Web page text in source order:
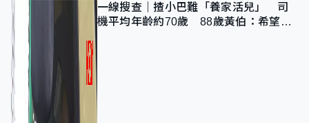
一線搜查｜揸小巴難「養家活兒」 司
機平均年齡約70歲 88歲黃伯：希望一